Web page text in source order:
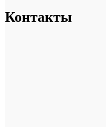
Контакты